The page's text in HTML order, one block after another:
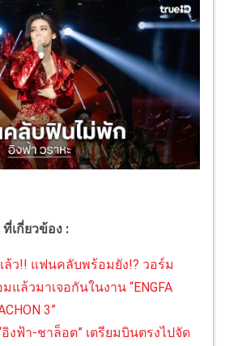
ที่เกี่ยวข้อง :
ล้ว!! แฟนคลับพร้อมยัง!? วอร์ม
แล้วมาเจอกันในงาน “ENGFA
3”
อิงฟ้า-ชาล็อต” เตรียมบินตรงไปจัด